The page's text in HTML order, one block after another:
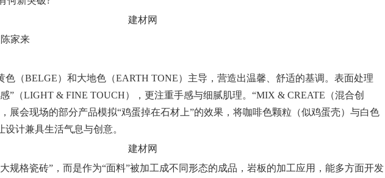
家来
色（BELGE）和大地色（EARTH TONE）主导，营造出温馨、舒适的基调。 表面处理
”（LIGHT & FINE TOUCH），更注重手感与细腻肌理。“MIX & CREATE（混合创
展会现场的部分产品模拟“鸡蛋掉在石材 上”的效果，将咖啡色颗粒（似鸡蛋壳）与白色
计兼具生活气息与创意。
规格瓷砖”，而是作为“面料”被加工成不同形态的成品，岩板的加工应用，能多方面开发